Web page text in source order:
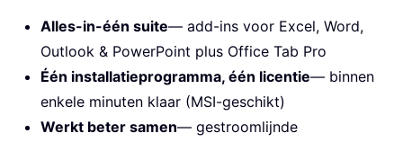
Alles-in-één suite— add-ins voor Excel, Word,
Outlook & PowerPoint plus Office Tab Pro
Één installatieprogramma, één licentie— binnen
enkele minuten klaar (MSI-geschikt)
Werkt beter samen— gestroomlijnde